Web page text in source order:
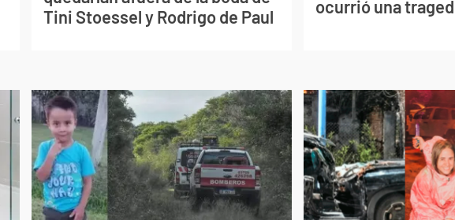
Tini Stoessel y Rodrigo de Paul
ocurrió una